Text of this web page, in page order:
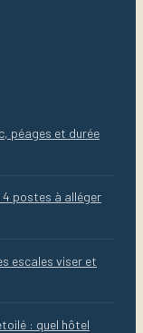
péages et durée
4 postes à alléger
escales viser et
: quel hôtel